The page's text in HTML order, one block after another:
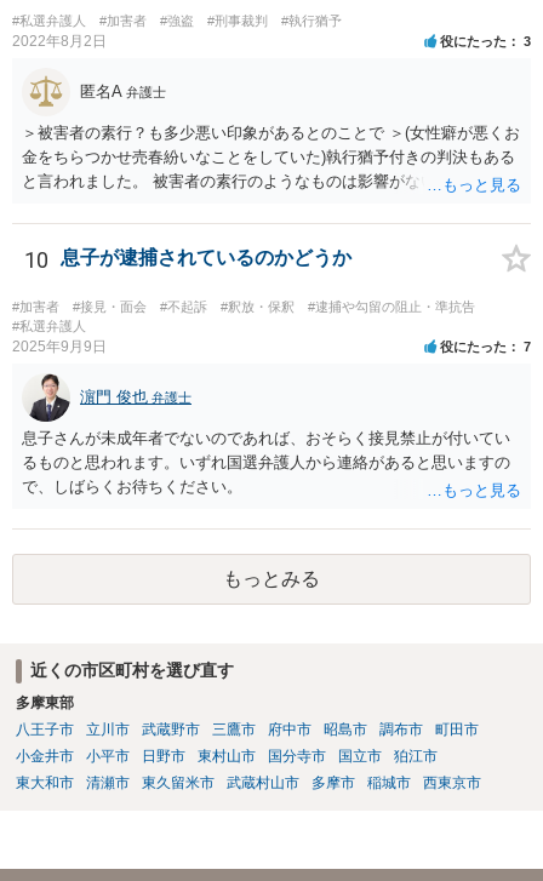
#私選弁護人 #加害者 #強盗 #刑事裁判 #執行猶予
2022年8月2日 役にたった 3
匿名A 弁護士
＞被害者の素行？も多少悪い印象があるとのことで ＞(女性癖が悪くお
金をちらつかせ売春紛いなことをしていた)執行猶予付きの判決もある
と言われました。 被害者の素行のようなものは影響がないかと思いま
はあるのではないでしょうか。
10 息子が逮捕されているのかどうか
#加害者 #接見・面会 #不起訴 #釈放・保釈
#逮捕や勾留の阻止・準抗告
#私選弁護人
2025年9月9日 役にたった 7
濵門 俊也 弁護士
息子さんが未成年者でないのであれば、おそらく接見禁止が付いてい
るものと思われます。いずれ国選弁護人から連絡があると思いますの
で、しばらくお待ちください。
もっとみる
近くの市区町村を選び直す
多摩東部
八王子市
立川市 武蔵野市 三鷹市 府中市 昭島市 調布市
町田市
小金井市
小平市 日野市 東村山市 国分寺市 国立市
狛江市
東大和市
清瀬市 東久留米市 武蔵村山市 多摩市 稲城市 西東京市